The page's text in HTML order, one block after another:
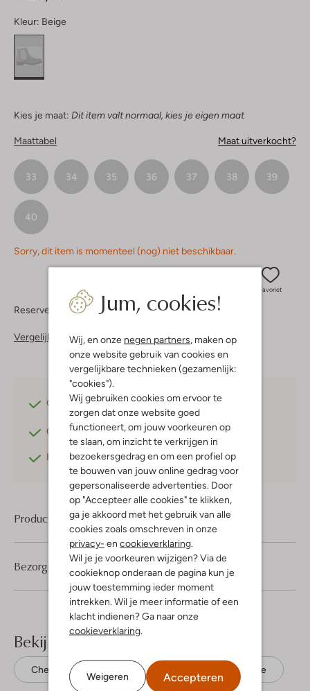
Jum, cookies!
Wij, en onze negen partners , maken op
onze website gebruik van cookies en
vergelijkbare technieken (gezamenlijk:
"cookies").
Wij gebruiken cookies om ervoor te
zorgen dat onze website goed
functioneert, om jouw voorkeuren op
te slaan, om inzicht te verkrijgen in
bezoekersgedrag en om een profiel op
te bouwen van jouw online gedrag voor
gepersonaliseerde advertenties. Door
op "Accepteer alle cookies" te klikken,
ga je akkoord met het gebruik van alle
cookies zoals omschreven in onze
privacy- en cookieverklaring
Wil je je voorkeuren wijzigen? Via de
cookieknop onderaan de pagina kun je
jouw toestemming ieder moment
intrekken. Wil je meer informatie of een
klacht indienen? Ga naar onze
cookieverklaring
Weigeren Accepteren
Kleur: Beige
Kies je maat: Dit item valt normaal, kies je eigen maat
Maattabel Maat uitverkocht?
33 34 35 36 37 38 39
40
Sorry, dit item is momenteel (nog) niet beschikbaar.
Favoriet
Reserveer direct in een van onze 37 boutiques
Vergelijkbare items
Gratis verzendingvanaf €75,-
Gratis retournerenbinnen 30 dagen*
Betaal achterafmet Klarna
Product informatie
Bezorgen & retourneren
Bekijk meer
Chelsea boots Studio Maison Suède